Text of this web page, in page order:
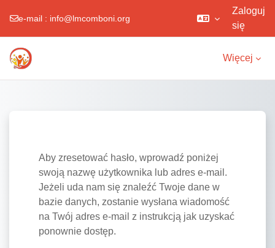
e-mail : info@lmcomboni.org
Zaloguj
się
Więcej
Aby zresetować hasło, wprowadź poniżej
swoją nazwę użytkownika lub adres e-mail.
Jeżeli uda nam się znaleźć Twoje dane w
bazie danych, zostanie wysłana wiadomość
na Twój adres e-mail z instrukcją jak uzyskać
ponownie dostęp.